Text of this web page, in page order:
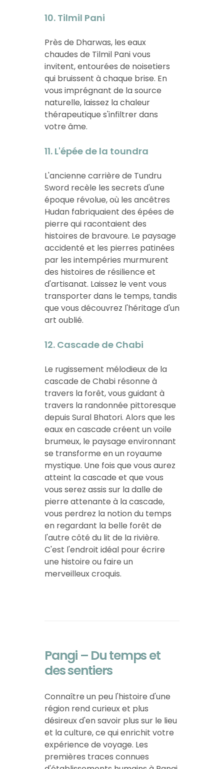
10. Tilmil Pani
Près de Dharwas, les eaux
chaudes de Tilmil Pani vous
invitent, entourées de noisetiers
qui bruissent à chaque brise. En
vous imprégnant de la source
naturelle, laissez la chaleur
thérapeutique s'infiltrer dans
votre âme.
11. L'épée de la toundra
L'ancienne carrière de Tundru
Sword recèle les secrets d'une
époque révolue, où les ancêtres
Hudan fabriquaient des épées de
pierre qui racontaient des
histoires de bravoure. Le paysage
accidenté et les pierres patinées
par les intempéries murmurent
des histoires de résilience et
d'artisanat. Laissez le vent vous
transporter dans le temps, tandis
que vous découvrez l'héritage d'un
art oublié.
12. Cascade de Chabi
Le rugissement mélodieux de la
cascade de Chabi résonne à
travers la forêt, vous guidant à
travers la randonnée pittoresque
depuis Sural Bhatori. Alors que les
eaux en cascade créent un voile
brumeux, le paysage environnant
se transforme en un royaume
mystique. Une fois que vous aurez
atteint la cascade et que vous
vous serez assis sur la dalle de
pierre attenante à la cascade,
vous perdrez la notion du temps
en regardant la belle forêt de
l'autre côté du lit de la rivière.
C'est l'endroit idéal pour écrire
une histoire ou faire un
merveilleux croquis.
Pangi – Du temps et
des sentiers
Connaître un peu l'histoire d'une
région rend curieux et plus
désireux d'en savoir plus sur le lieu
et la culture, ce qui enrichit votre
expérience de voyage. Les
premières traces connues